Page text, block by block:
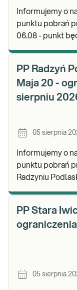
Informujemy o
punktu pobrań
06.08 - punkt będzie
PP Radzyń
Maja 20 -
sierpniu
05 sierpnia
Informujemy o
punktu pobrań
Radzyniu Podlaskim: w dniu 19.08 -
PP Stara
05 sierpnia